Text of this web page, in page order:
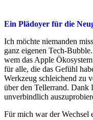
Ein Plädoyer für die
Ich möchte niemanden
ganz eigenen Tech-
wem das Apple
für alle, die das Gefühl
Werkzeug schleichend zu
über den Tellerrand.
unverbindlich
Für mich war der Wechsel